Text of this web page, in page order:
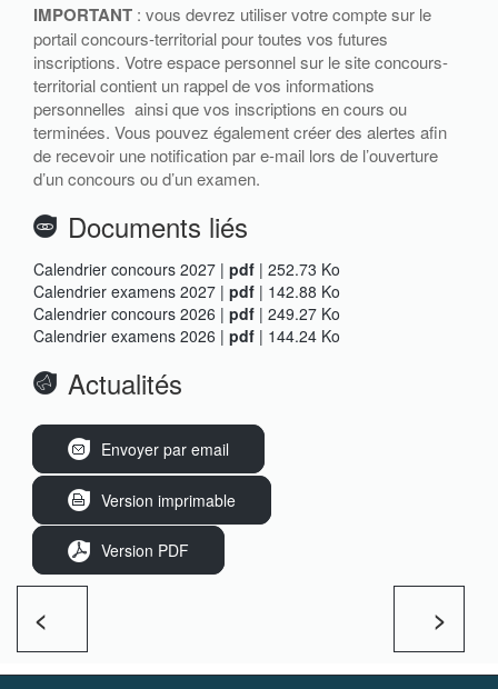
IMPORTANT : vous devrez utiliser votre compte sur le
portail concours-territorial pour toutes vos futures
inscriptions. Votre espace personnel sur le site concours-
territorial contient un rappel de vos informations
personnelles ainsi que vos inscriptions en cours ou
terminées. Vous pouvez également créer des alertes afin
de recevoir une notification par e-mail lors de l’ouverture
d’un concours ou d’un examen.
Documents liés
Calendrier concours 2027 | pdf | 252.73 Ko
Calendrier examens 2027 | pdf | 142.88 Ko
Calendrier concours 2026 | pdf | 249.27 Ko
Calendrier examens 2026 | pdf | 144.24 Ko
Actualités
Envoyer par email
Version imprimable
Version PDF
< >